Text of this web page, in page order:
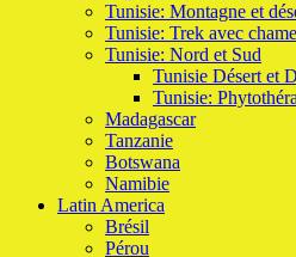
Tunisie: Montagne et
Tunisie: Trek avec
Tunisie: Nord et Sud
Tunisie Désert et
Tunisie:
Madagascar
Tanzanie
Botswana
Namibie
Latin America
Brésil
Pérou